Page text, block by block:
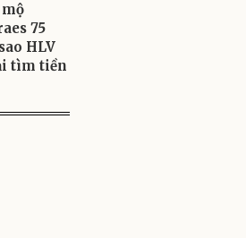
75
HLV
tìm tiền